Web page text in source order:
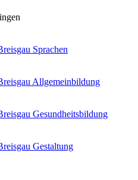
Sprachen
Allgemeinbildung
Gesundheitsbildung
Gestaltung